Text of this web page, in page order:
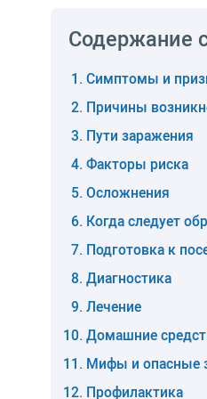
Содержание
Симптомы и
Причины
Пути заражения
Факторы риска
Осложнения
Когда следует
Подготовка к
Диагностика
Лечение
Домашние
Мифы и опасные
Профилактика